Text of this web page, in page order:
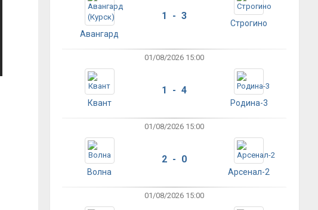
Авангард
1 - 3
Строгино
01/08/2026 15:00
Квант
1 - 4
Родина-3
01/08/2026 15:00
Волна
2 - 0
Арсенал-2
01/08/2026 15:00